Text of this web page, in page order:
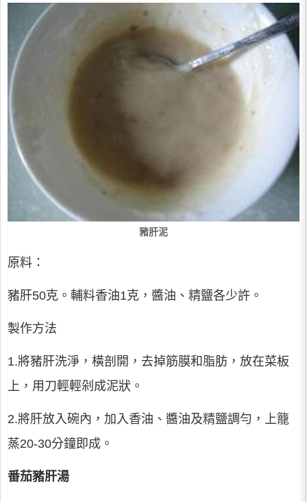
豬肝泥
原料：
豬肝50克。輔料香油1克，醬油、精鹽各少許。
製作方法
1.將豬肝洗淨，橫剖開，去掉筋膜和脂肪，放在菜板
上，用刀輕輕剁成泥狀。
2.將肝放入碗內，加入香油、醬油及精鹽調勻，上籠
蒸20-30分鐘即成。
番茄豬肝湯